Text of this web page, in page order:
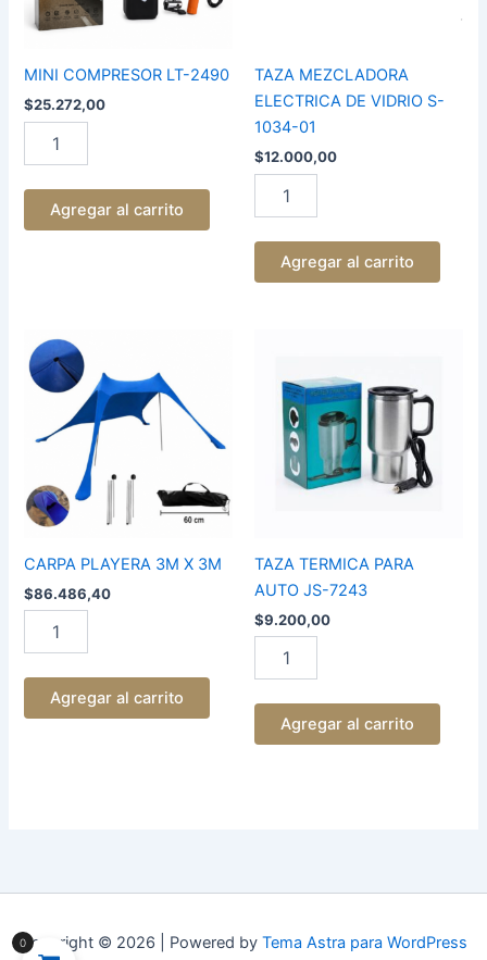
MINI COMPRESOR LT-2490
$25.272,00
Agregar al carrito
TAZA MEZCLADORA
ELECTRICA DE VIDRIO S-
1034-01
$12.000,00
Agregar al carrito
CARPA PLAYERA 3M X 3M
$86.486,40
CARPA
PLAYERA
3M
cantidad
Agregar al carrito
TAZA TERMICA PARA
AUTO JS-7243
$9.200,00
PARA
AUTO
7243
cantidad
Agregar al carrito
Copyright © 2026 | Powered by Tema Astra para WordPress
0